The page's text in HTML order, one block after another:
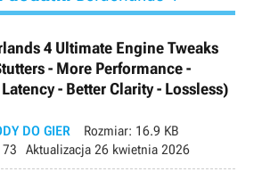
4 Ultimate Engine Tweaks
- More Performance -
- Better Clarity - Lossless)
DO GIER Rozmiar: 16.9 KB
73 Aktualizacja 26 kwietnia 2026